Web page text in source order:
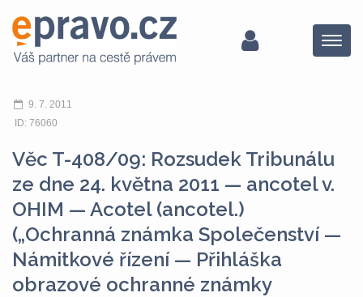
Menu
9. 7. 2011
ID: 76060
Věc T-408/09: Rozsudek Tribunálu
ze dne 24. května 2011 — ancotel v.
OHIM — Acotel (ancotel.)
(„Ochranná známka Společenství —
Námitkové řízení — Přihláška
obrazové ochranné známky